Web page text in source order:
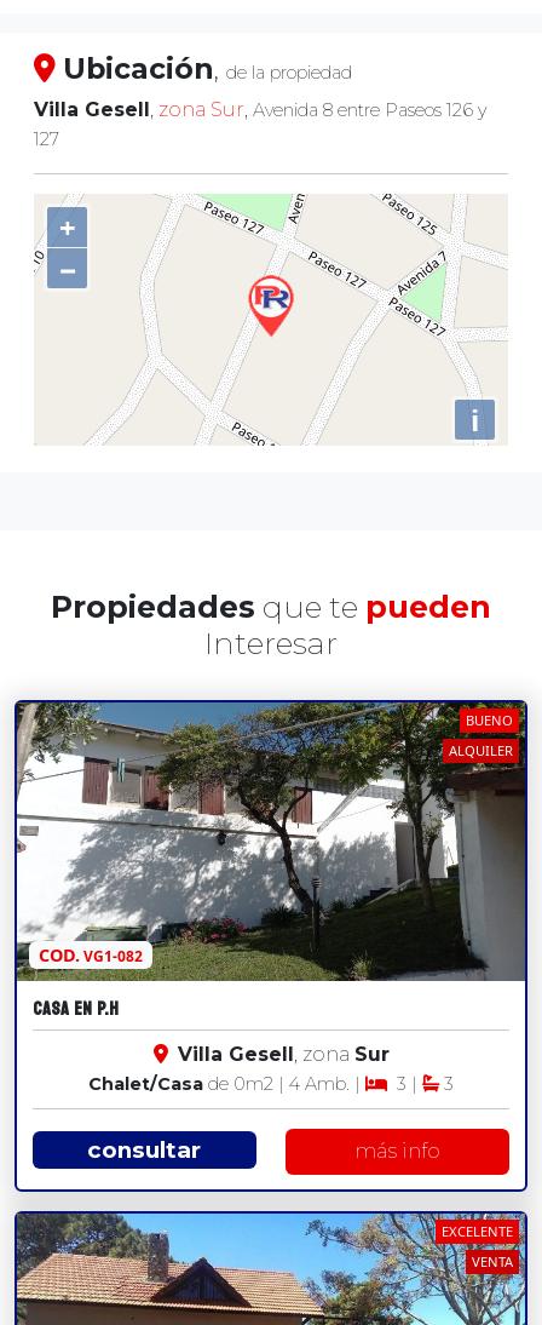
Ubicación, de la propiedad
Villa Gesell zona Sur Avenida 8 entre Paseos 126 y
127
+
−
i
Propiedades que te pueden
Interesar
COD.VG1-082
BUENO
ALQUILER
CASA EN P.H
Villa Gesell , zona Sur
Chalet/Casa de 0m2 | 4 Amb. | 3 | 3
consultar más info
EXCELENTE
VENTA